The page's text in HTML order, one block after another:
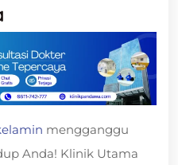
mengganggu
Anda! Klinik Utama